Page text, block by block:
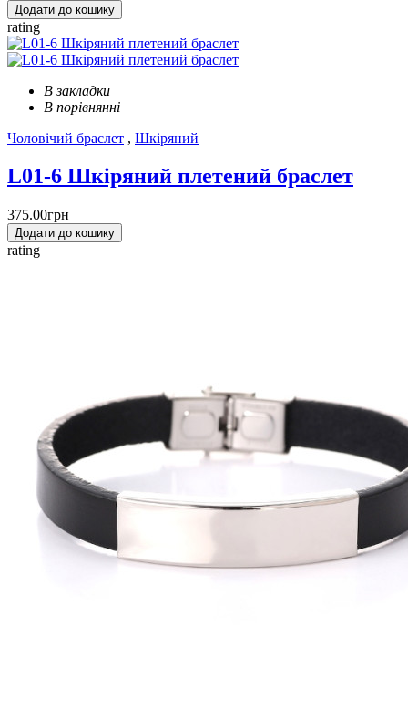
Додати до кошику
rating
В закладки
В порівнянні
Чоловічий браслет , Шкіряний
L01-6 Шкіряний плетений браслет
375.00грн
Додати до кошику
rating